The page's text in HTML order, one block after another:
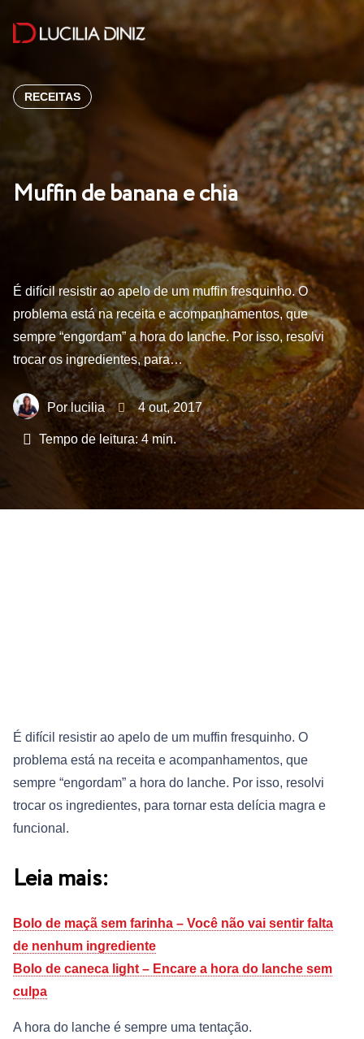
RECEITAS
Muffin de banana e chia
É difícil resistir ao apelo de um muffin fresquinho. O
problema está na receita e acompanhamentos, que
sempre “engordam” a hora do lanche. Por isso, resolvi
trocar os ingredientes, para…
lucilia 4 out, 2017
Tempo de leitura: 4 min.
É difícil resistir ao apelo de um muffin fresquinho. O
problema está na receita e acompanhamentos, que
sempre “engordam” a hora do lanche. Por isso, resolvi
trocar os ingredientes, para tornar esta delícia magra e
funcional.
Leia mais:
Bolo de maçã sem farinha – Você não vai sentir falta
de nenhum ingrediente
Bolo de caneca light – Encare a hora do lanche sem
culpa
A hora do lanche é sempre uma tentação.